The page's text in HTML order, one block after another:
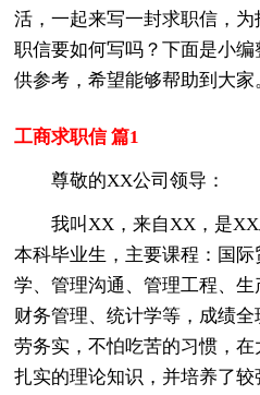
活，一起来写一封求职信，
职信要如何写吗？下面是小
供参考，希望能够帮助到大家
工商求职信 篇1
尊敬的XX公司领导：
我叫XX，来自XX，是
本科毕业生，主要课程：国
学、管理沟通、管理工程、生
财务管理、统计学等，成绩
劳务实，不怕吃苦的习惯，
扎实的理论知识，并培养了